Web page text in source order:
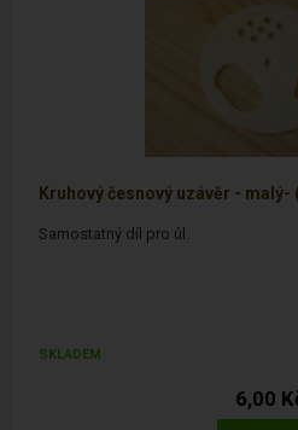
Kruhový česnový uzávěr - malý-
Samostatný díl pro úl.
SKLADEM
6,00